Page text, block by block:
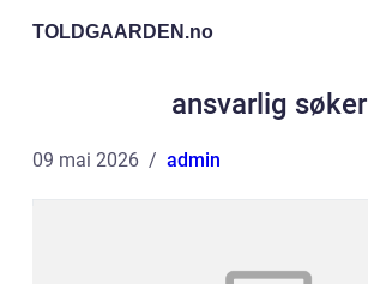
TOLDGAARDEN.no
ansvarlig søker
09 mai 2026 admin